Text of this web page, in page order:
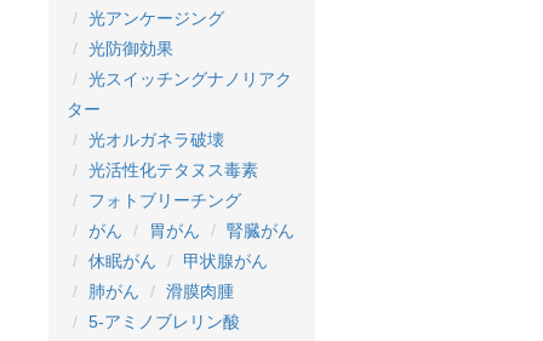
光アンケージング
光防御効果
光スイッチングナノリアク
ター
光オルガネラ破壊
光活性化テタヌス毒素
フォトブリーチング
がん
胃がん
腎臓がん
休眠がん
甲状腺がん
肺がん
滑膜肉腫
5-アミノブレリン酸